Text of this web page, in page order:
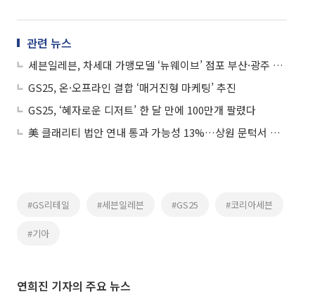
관련 뉴스
세븐일레븐, 차세대 가맹모델 ‘뉴웨이브’ 점포 부산·광주 출점
GS25, 온·오프라인 결합 ‘매거진형 마케팅’ 추진
GS25, ‘혜자로운 디저트’ 한 달 만에 100만개 팔렸다
美 클래리티 법안 연내 통과 가능성 13%…상원 문턱서 제동
#GS리테일 #세븐일레븐 #GS25 #코리아세븐
#기아
연희진 기자의 주요 뉴스